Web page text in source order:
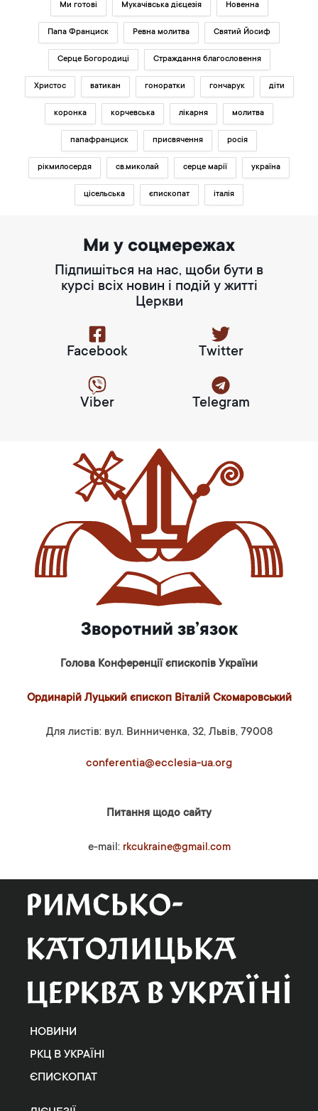
Ми готові Мукачівська дієцезія Новенна
Папа Франциск Ревна молитва Святий Йосиф
Серце Богородиці Страждання благословення
Христос ватикан гоноратки гончарук діти
коронка корчевська лікарня молитва
папафранциск присвячення росія
рікмилосердя св.миколай серце марії україна
цісельська єпископат італія
Ми у соцмережах
Підпишіться на нас, щоби бути в
курсі всіх новин і подій у житті
Церкви
Facebook Twitter
Viber Telegram
Зворотний зв’язок
Голова Конференції єпископів України
Ординарій Луцький єпископ Віталій Скомаровський
Для листів: вул. Винниченка, 32, Львів, 79008
conferentia@ecclesia-ua.org
Питання щодо сайту
e-mail: rkcukraine@gmail.com
НОВИНИ
РКЦ В УКРАЇНІ
ЄПИСКОПАТ